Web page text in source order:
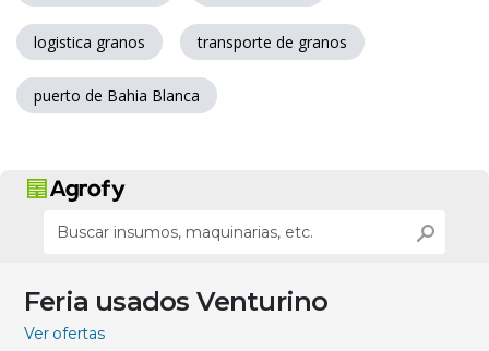
logistica granos transporte de granos
puerto de Bahia Blanca
Feria usados Venturino
Ver ofertas